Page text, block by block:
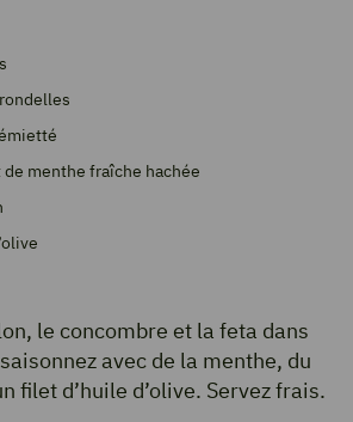
menthe fraîche hachée
le concombre et la feta dans
avec de la menthe, du
filet d’huile d’olive. Servez frais.